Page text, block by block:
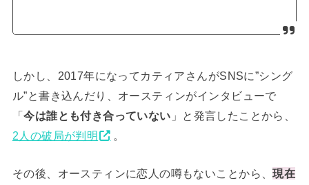
しかし、2017年になってカティアさんがSNSに”シング
ル”と書き込んだり、オースティンがインタビューで
「今は誰とも付き合っていない 」と発言したことから、
2人の破局が判明
。
その後、オースティンに恋人の噂もないことから、現在